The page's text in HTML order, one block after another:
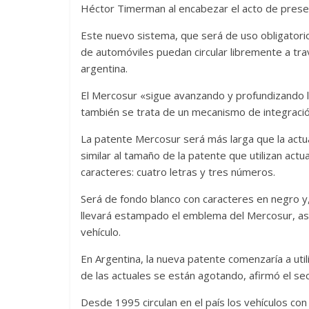
Héctor Timerman al encabezar el acto de
Este nuevo sistema, que será de uso
de automóviles puedan circular libremente a
argentina.
El Mercosur «sigue avanzando y
también se trata de un mecanismo de
La patente Mercosur será más larga que la
similar al tamaño de la patente que utilizan
caracteres: cuatro letras y tres números.
Será de fondo blanco con caracteres en negro
llevará estampado el emblema del Mercosur,
vehículo.
En Argentina, la nueva patente comenzaría a
de las actuales se están agotando, afirmó el
Desde 1995 circulan en el país los vehículos